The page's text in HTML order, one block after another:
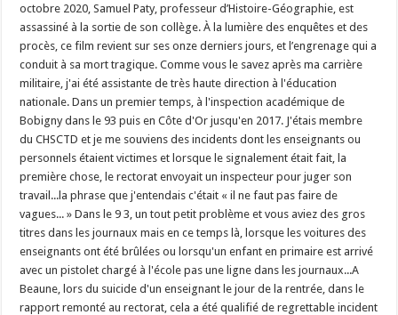
octobre 2020, Samuel Paty, professeur d’Histoire-Géographie, est
assassiné à la sortie de son collège. À la lumière des enquêtes et des
procès, ce film revient sur ses onze derniers jours, et l’engrenage qui a
conduit à sa mort tragique. Comme vous le savez après ma carrière
militaire, j'ai été assistante de très haute direction à l'éducation
nationale. Dans un premier temps, à l'inspection académique de
Bobigny dans le 93 puis en Côte d'Or jusqu'en 2017. J'étais membre
du CHSCTD et je me souviens des incidents dont les enseignants ou
personnels étaient victimes et lorsque le signalement était fait, la
première chose, le rectorat envoyait un inspecteur pour juger son
travail...la phrase que j'entendais c'était « il ne faut pas faire de
vagues... » Dans le 9 3, un tout petit problème et vous aviez des gros
titres dans les journaux mais en ce temps là, lorsque les voitures des
enseignants ont été brûlées ou lorsqu'un enfant en primaire est arrivé
avec un pistolet chargé à l'école pas une ligne dans les journaux...A
Beaune, lors du suicide d'un enseignant le jour de la rentrée, dans le
rapport remonté au rectorat, cela a été qualifié de regrettable incident